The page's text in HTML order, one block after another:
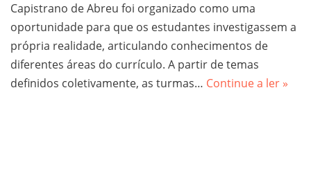
Capistrano de Abreu foi organizado como uma
oportunidade para que os estudantes investigassem a
própria realidade, articulando conhecimentos de
diferentes áreas do currículo. A partir de temas
definidos coletivamente, as turmas… Continue a ler »